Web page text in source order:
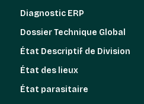
Diagnostic ERP
Dossier Technique Global
État Descriptif de Division
État des lieux
État parasitaire